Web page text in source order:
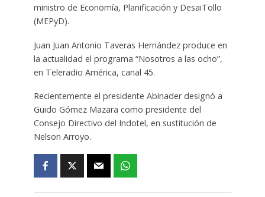
ministro de Economía, Planificación y DesaiTollo
(MEPyD).
Juan Juan Antonio Taveras Hernández produce en
la actualidad el programa “Nosotros a las ocho”,
en Teleradio América, canal 45.
Recientemente el presidente Abinader designó a
Guido Gómez Mazara como presidente del
Consejo Directivo del Indotel, en sustitución de
Nelson Arroyo.